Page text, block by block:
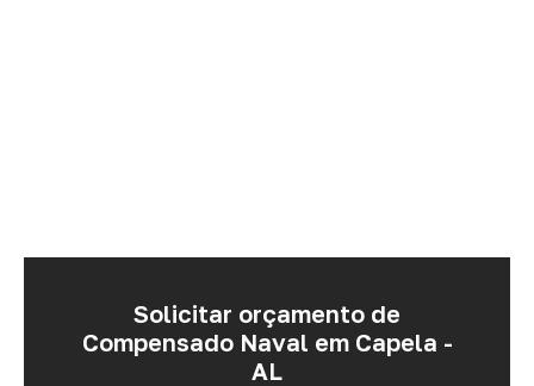
Solicitar orçamento de
Compensado Naval em Capela -
AL